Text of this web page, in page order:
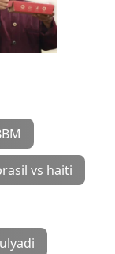
vs haiti